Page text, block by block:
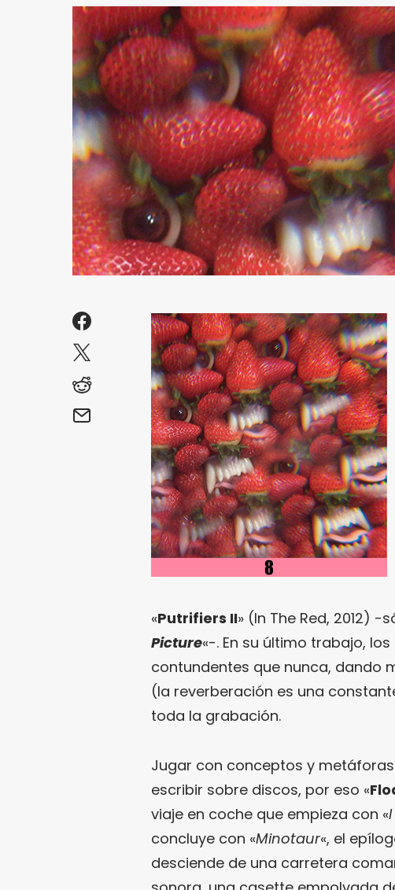
«Putrifiers II» (In The Red, 2012)
Picture«-. En su último trabajo,
contundentes que nunca, dando
(la reverberación es una
toda la grabación.
Jugar con conceptos y
escribir sobre discos, por eso «
viaje en coche que empieza con «
concluye con «Minotaur«, el
desciende de una carretera